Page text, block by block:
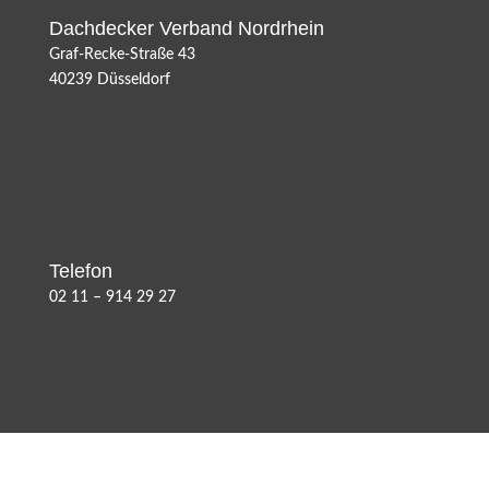
Dachdecker Verband Nordrhein
Graf-Recke-Straße 43
40239 Düsseldorf
Telefon
02 11 – 914 29 27